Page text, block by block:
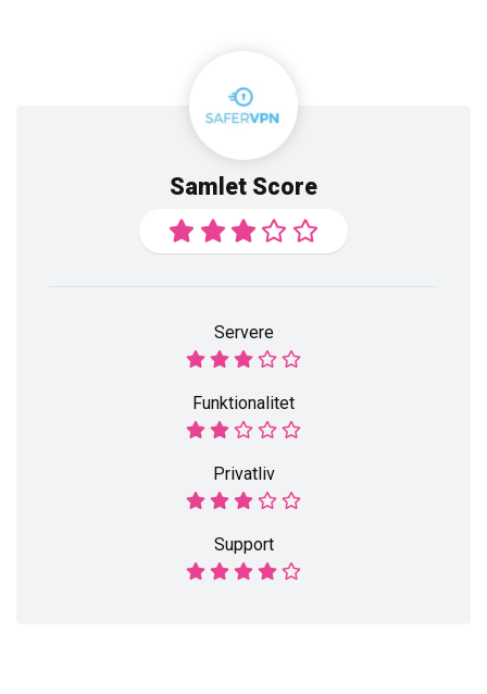
Samlet Score
Servere
Funktionalitet
Privatliv
Support